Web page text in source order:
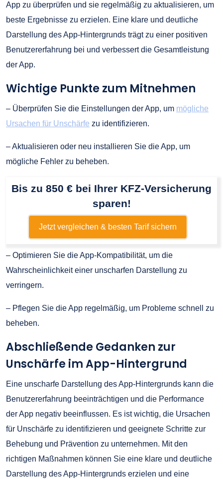
App zu überprüfen und sie regelmäßig zu aktualisieren, um
beste Ergebnisse zu erzielen. Eine klare und deutliche
Darstellung des App-Hintergrunds trägt zu einer positiven
Benutzererfahrung bei und verbessert die Gesamtleistung
der App.
Wichtige Punkte zum Mitnehmen
– Überprüfen Sie die Einstellungen der App, um mögliche
Ursachen für Unschärfe zu identifizieren.
– Aktualisieren oder neu installieren Sie die App, um
mögliche Fehler zu beheben.
Bis zu 850 € bei Ihrer KFZ-Versicherung
sparen!
Jetzt vergleichen & besten Tarif sichern
– Optimieren Sie die App-Kompatibilität, um die
Wahrscheinlichkeit einer unscharfen Darstellung zu
verringern.
– Pflegen Sie die App regelmäßig, um Probleme schnell zu
beheben.
Abschließende Gedanken zur
Unschärfe im App-Hintergrund
Eine unscharfe Darstellung des App-Hintergrunds kann die
Benutzererfahrung beeinträchtigen und die Performance
der App negativ beeinflussen. Es ist wichtig, die Ursachen
für Unschärfe zu identifizieren und geeignete Schritte zur
Behebung und Prävention zu unternehmen. Mit den
richtigen Maßnahmen können Sie eine klare und deutliche
Darstellung des App-Hintergrunds erzielen und eine